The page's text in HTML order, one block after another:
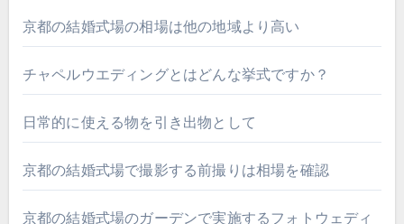
京都の結婚式場の相場は他の地域より高い
チャペルウエディングとはどんな挙式ですか？
日常的に使える物を引き出物として
京都の結婚式場で撮影する前撮りは相場を確認
京都の結婚式場のガーデンで実施するフォトウェディ